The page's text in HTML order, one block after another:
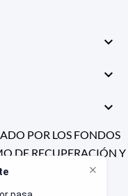



POR LOS FONDOS
DE RECUPERACIÓN Y